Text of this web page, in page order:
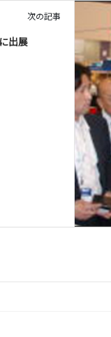
次の記事
出展